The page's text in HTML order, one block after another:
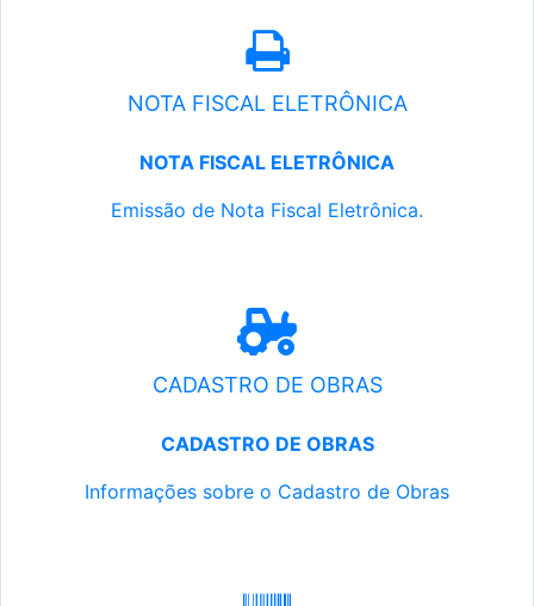
NOTA FISCAL ELETRÔNICA
NOTA FISCAL ELETRÔNICA
Emissão de Nota Fiscal Eletrônica.
CADASTRO DE OBRAS
CADASTRO DE OBRAS
Informações sobre o Cadastro de Obras